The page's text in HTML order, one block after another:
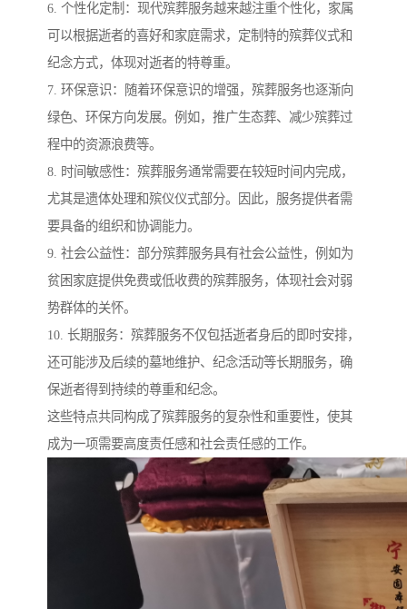
6. 个性化定制：现代殡葬服务越来越注重个性化，家属
可以根据逝者的喜好和家庭需求，定制特的殡葬仪式和
纪念方式，体现对逝者的特尊重。
7. 环保意识：随着环保意识的增强，殡葬服务也逐渐向
绿色、环保方向发展。例如，推广生态葬、减少殡葬过
程中的资源浪费等。
8. 时间敏感性：殡葬服务通常需要在较短时间内完成，
尤其是遗体处理和殡仪仪式部分。因此，服务提供者需
要具备的组织和协调能力。
9. 社会公益性：部分殡葬服务具有社会公益性，例如为
贫困家庭提供免费或低收费的殡葬服务，体现社会对弱
势群体的关怀。
10. 长期服务：殡葬服务不仅包括逝者身后的即时安排，
还可能涉及后续的墓地维护、纪念活动等长期服务，确
保逝者得到持续的尊重和纪念。
这些特点共同构成了殡葬服务的复杂性和重要性，使其
成为一项需要高度责任感和社会责任感的工作。